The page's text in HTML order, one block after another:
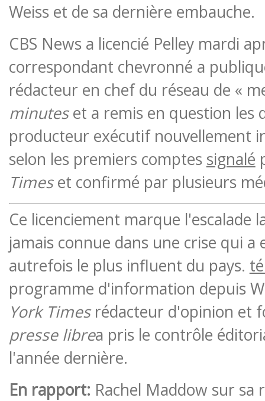
Weiss et de sa dernière embauche.
CBS News a licencié Pelley mardi
correspondant chevronné a
rédacteur en chef du réseau de «
minuteset a remis en question les
producteur exécutif nouvellement
selon les premiers comptes signalé
Timeset confirmé par plusieurs
Ce licenciement marque l'escalade
jamais connue dans une crise qui
autrefois le plus influent du pays.
programme d'information depuis
York Timesrédacteur d'opinion et
presse librea pris le contrôle
l'année dernière.
En rapport: Rachel Maddow sur sa